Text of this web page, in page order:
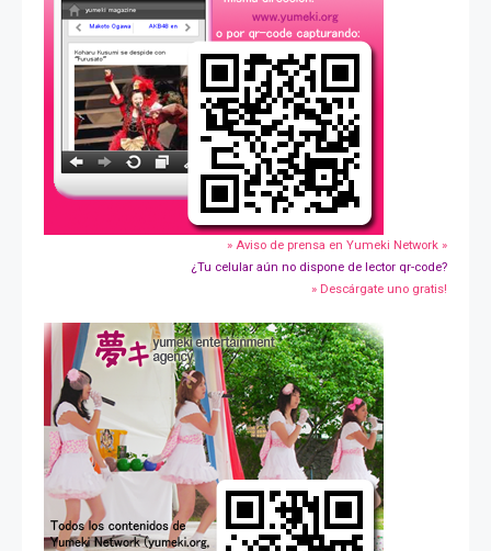
» Aviso de prensa en Yumeki Network »
¿Tu celular aún no dispone de lector qr-code?
» Descárgate uno gratis!